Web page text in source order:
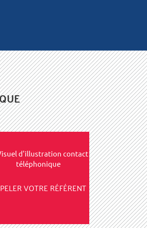
VOTRE RÉFÉRENT